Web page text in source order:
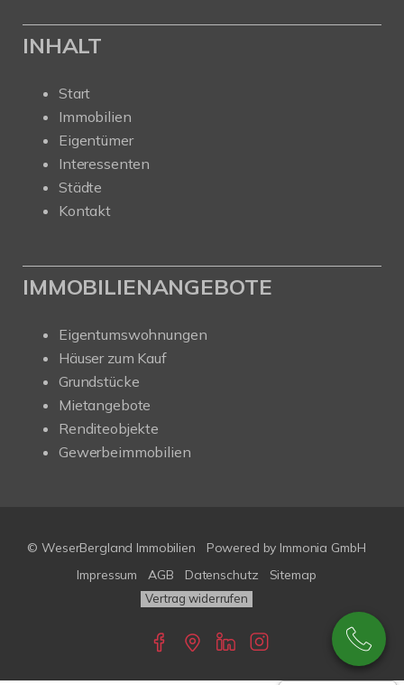
INHALT
Start
Immobilien
Eigentümer
Interessenten
Städte
Kontakt
IMMOBILIENANGEBOTE
Eigentumswohnungen
Häuser zum Kauf
Grundstücke
Mietangebote
Renditeobjekte
Gewerbeimmobilien
© WeserBergland Immobilien Powered by Immonia GmbH
Impressum
AGB Datenschutz Sitemap
Vertrag widerrufen